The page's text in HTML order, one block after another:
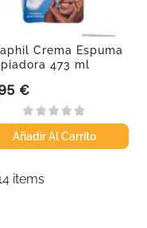
Crema Espuma
473 ml
€
Añadir Al Carrito
items